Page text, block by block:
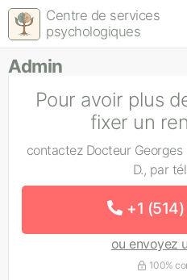
Centre de services
psychologiques
Admin
Pour avoir plus
fixer un
contactez Docteur Georges
D., par
+1
ou envoyez
100%